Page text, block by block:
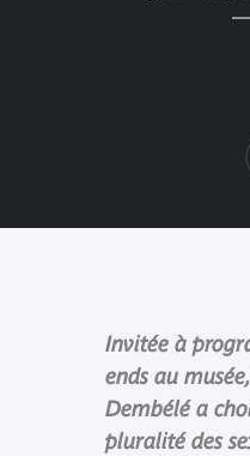
Invitée à
ends au
Dembélé a
pluralité des